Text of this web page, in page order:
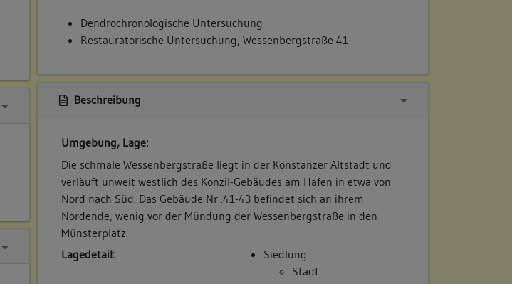
Dendrochronologische Untersuchung
Restauratorische Untersuchung, Wessenbergstraße 41
Beschreibung
Umgebung, Lage:
Die schmale Wessenbergstraße liegt in der Konstanzer Altstadt und
verläuft unweit westlich des Konzil-Gebäudes am Hafen in etwa von
Nord nach Süd. Das Gebäude Nr .41-43 befindet sich an ihrem
Nordende, wenig vor der Mündung der Wessenbergstraße in den
Münsterplatz.
Lagedetail:
Siedlung
Stadt